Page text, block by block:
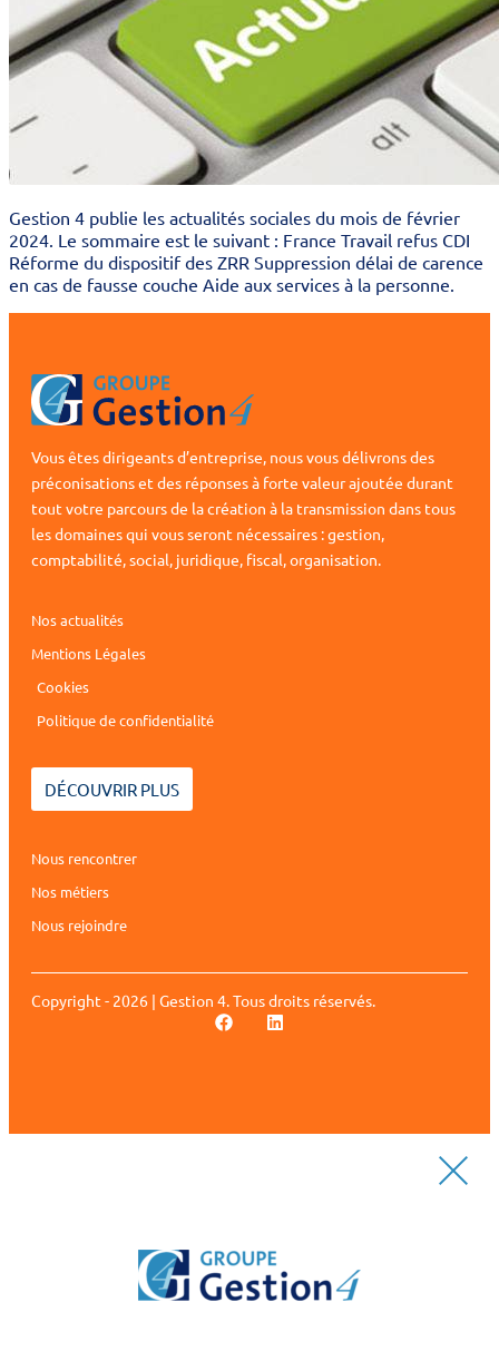
Gestion 4 publie les actualités sociales du mois de février
2024. Le sommaire est le suivant : France Travail refus CDI
Réforme du dispositif des ZRR Suppression délai de carence
en cas de fausse couche Aide aux services à la personne.
Vous êtes dirigeants d’entreprise, nous vous délivrons des
préconisations et des réponses à forte valeur ajoutée durant
tout votre parcours de la création à la transmission dans tous
les domaines qui vous seront nécessaires : gestion,
comptabilité, social, juridique, fiscal, organisation.
Nos actualités
Mentions Légales
Cookies
Politique de confidentialité
DÉCOUVRIR PLUS
Nous rencontrer
Nos métiers
Nous rejoindre
Copyright - 2026 | Gestion 4. Tous droits réservés.